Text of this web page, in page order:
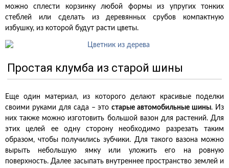
можно сплести корзинку любой формы из упругих тонких
стеблей или сделать из деревянных срубов компактную
избушку, из которой будут расти цветы.
Простая клумба из старой шины
Еще один материал, из которого делают красивые поделки
своими руками для сада – этостарые автомобильные шины. Из
них также можно изготовить большой вазон для растений. Для
этих целей ее одну сторону необходимо разрезать таким
образом, чтобы получились зубчики. Для такого вазона можно
вырыть небольшую ямку или уложить его на ровную
поверхность. Далее засыпать внутреннее пространство землей и